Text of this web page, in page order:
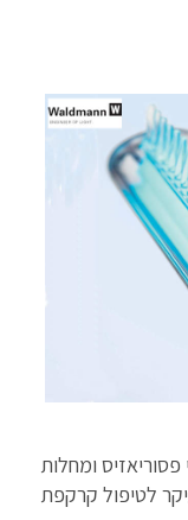
ומחלות
לטיפול קרקפת